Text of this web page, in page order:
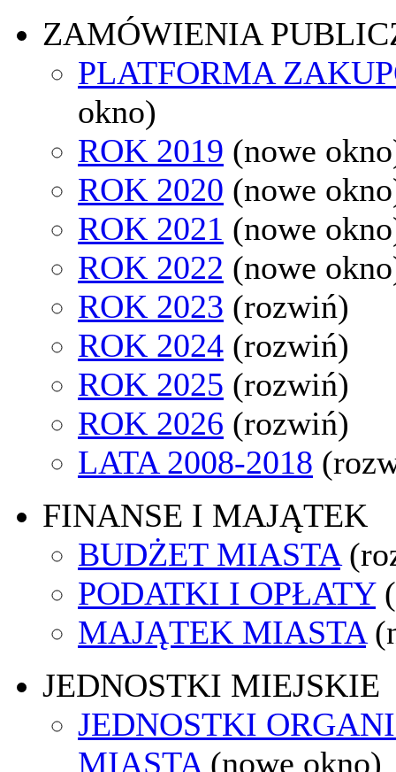
ZAMÓWIENIA
PLATFORMA
okno)
ROK 2019 (nowe
ROK 2020 (nowe
ROK 2021 (nowe
ROK 2022 (nowe
ROK 2023 (rozwiń)
ROK 2024 (rozwiń)
ROK 2025 (rozwiń)
ROK 2026 (rozwiń)
LATA 2008-2018
FINANSE I MAJĄTEK
BUDŻET MIASTA
PODATKI I OPŁATY
MAJĄTEK MIASTA
JEDNOSTKI MIEJSKIE
JEDNOSTKI
MIASTA (nowe okno)